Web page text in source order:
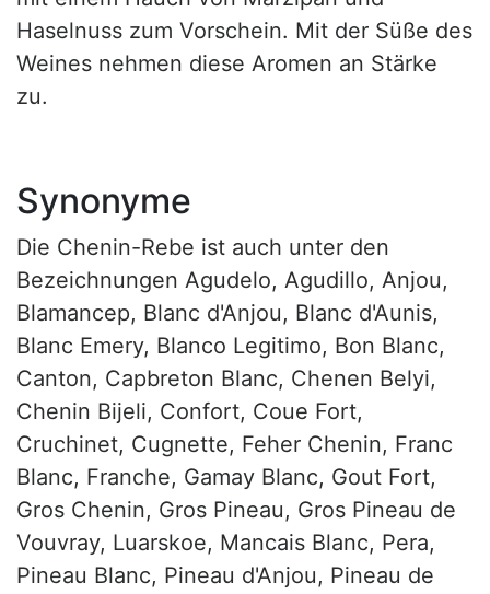
Haselnuss zum Vorschein. Mit der Süße des
Weines nehmen diese Aromen an Stärke
zu.
Synonyme
Die Chenin-Rebe ist auch unter den
Bezeichnungen Agudelo, Agudillo, Anjou,
Blamancep, Blanc d'Anjou, Blanc d'Aunis,
Blanc Emery, Blanco Legitimo, Bon Blanc,
Canton, Capbreton Blanc, Chenen Belyi,
Chenin Bijeli, Confort, Coue Fort,
Cruchinet, Cugnette, Feher Chenin, Franc
Blanc, Franche, Gamay Blanc, Gout Fort,
Gros Chenin, Gros Pineau, Gros Pineau de
Vouvray, Luarskoe, Mancais Blanc, Pera,
Pineau Blanc, Pineau d'Anjou, Pineau de